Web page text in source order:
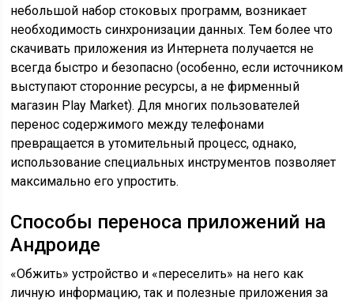
небольшой набор стоковых программ, возникает
необходимость синхронизации данных. Тем более что
скачивать приложения из Интернета получается не
всегда быстро и безопасно (особенно, если источником
выступают сторонние ресурсы, а не фирменный
магазин Play Market). Для многих пользователей
перенос содержимого между телефонами
превращается в утомительный процесс, однако,
использование специальных инструментов позволяет
максимально его упростить.
Способы переноса приложений на
Андроиде
«Обжить» устройство и «переселить» на него как
личную информацию, так и полезные приложения за